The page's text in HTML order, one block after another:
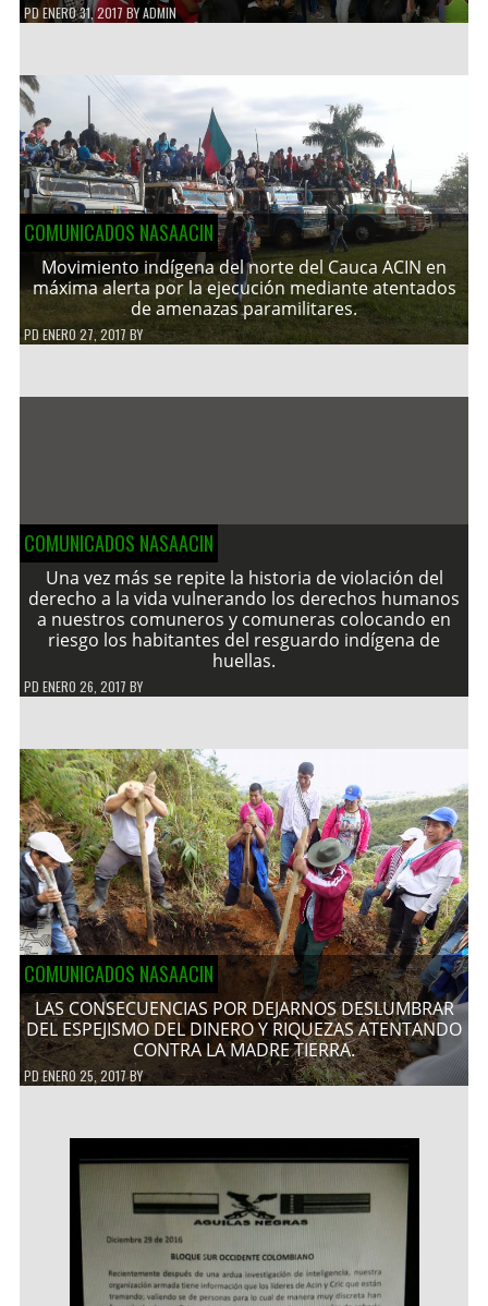
PDENERO 31, 2017 BYADMIN
COMUNICADOS NASAACIN
Movimiento indígena del norte del Cauca ACIN en
máxima alerta por la ejecución mediante atentados
de amenazas paramilitares.
PDENERO 27, 2017 BY
COMUNICADOS NASAACIN
Una vez más se repite la historia de violación del
derecho a la vida vulnerando los derechos humanos
a nuestros comuneros y comuneras colocando en
riesgo los habitantes del resguardo indígena de
huellas.
PD ENERO 26, 2017 BY
COMUNICADOS NASAACIN
LAS CONSECUENCIAS POR DEJARNOS DESLUMBRAR
DEL ESPEJISMO DEL DINERO Y RIQUEZAS ATENTANDO
CONTRA LA MADRE TIERRA.
PDENERO 25, 2017BY